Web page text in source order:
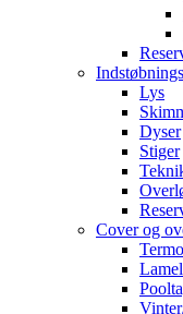
Lys
Dyser
Stiger
Cover og